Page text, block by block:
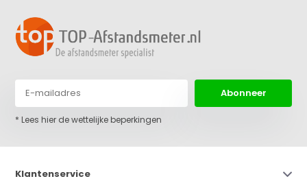
Abonneer
* Lees hier de wettelijke beperkingen
Klantenservice